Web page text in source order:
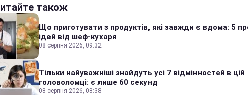
також
Що приготувати з продуктів, які завжди є вдома: 5
ідей від шеф-кухаря
08 серпня 2026, 09:32
Тільки найуважніші знайдуть усі 7 відмінностей в цій
головоломці: є лише 60 секунд
08 серпня 2026, 08:38